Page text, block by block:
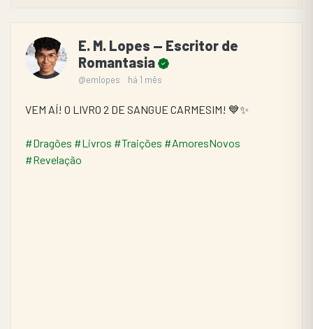
E. M. Lopes — Escritor de
Romantasia
@emlopes há 1 mês
VEM AÍ! O LIVRO 2 DE SANGUE CARMESIM! 💙✨
#Dragões #Livros #Traições #AmoresNovos
#Revelação